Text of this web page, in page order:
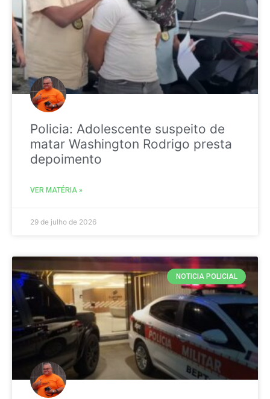
Policia: Adolescente suspeito de
matar Washington Rodrigo presta
depoimento
VER MATÉRIA »
29 de julho de 2026
NOTICIA POLICIAL